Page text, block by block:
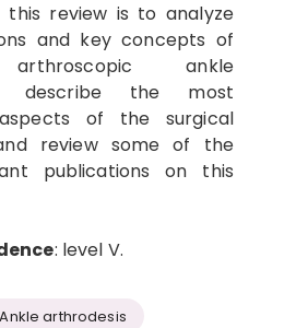
this review is to analyze
and key concepts of
ankle
describe the most
of the surgical
review some of the
publications on this
: level V.
Ankle arthrodesis